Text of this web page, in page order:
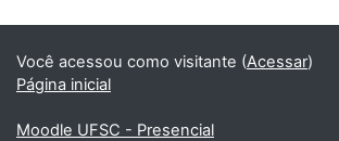
Você acessou como visitante (Acessar)
Página inicial
Moodle UFSC - Presencial